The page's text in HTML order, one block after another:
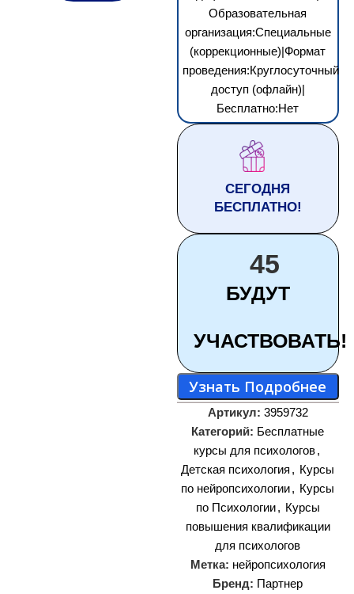
Образовательная
организация:Специальные
(коррекционные)|Формат
проведения:Круглосуточный
доступ (офлайн)|
Бесплатно:Нет
СЕГОДНЯ
БЕСПЛАТНО!
45
БУДУТ
УЧАСТВОВАТЬ!
Узнать Подробнее
Артикул: 3959732
Категорий: Бесплатные
курсы для психологов,
Детская психология , Курсы
по нейропсихологии, Курсы
по Психологии, Курсы
повышения квалификации
для психологов
Метка: нейропсихология
Бренд: Партнер